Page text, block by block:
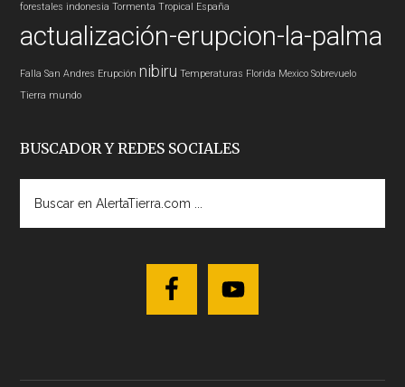
forestales indonesia Tormenta Tropical España
actualización-erupcion-la-palma
Falla San Andres Erupción nibiru Temperaturas Florida Mexico Sobrevuelo
Tierra mundo
BUSCADOR Y REDES SOCIALES
AlertaTierra.com